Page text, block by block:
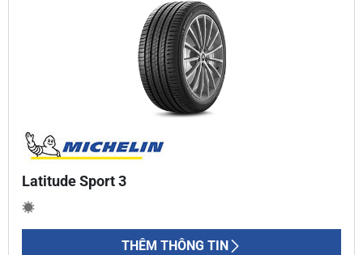
Latitude Sport 3
THÊM THÔNG TIN